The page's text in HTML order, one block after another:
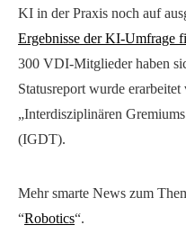
KI in der Praxis noch auf
Ergebnisse der KI-Umfrage
300 VDI-Mitglieder haben
Statusreport wurde
„Interdisziplinären
(IGDT).
Mehr smarte News zum
“Robotics“.